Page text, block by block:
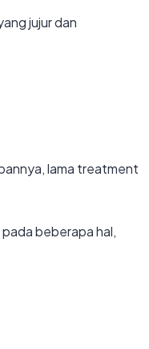
jujur dan
lama treatment
beberapa hal,